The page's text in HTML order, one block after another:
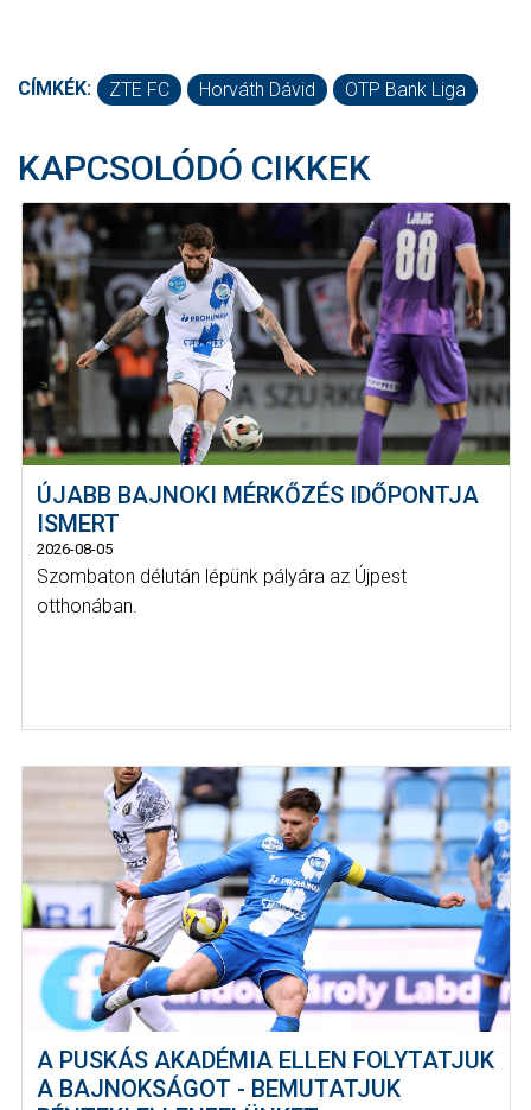
CÍMKÉK: ZTE FC Horváth Dávid OTP Bank Liga
KAPCSOLÓDÓ CIKKEK
ÚJABB BAJNOKI MÉRKŐZÉS IDŐPONTJA
ISMERT
2026-08-05
Szombaton délután lépünk pályára az Újpest
otthonában.
A PUSKÁS AKADÉMIA ELLEN FOLYTATJUK
A BAJNOKSÁGOT - BEMUTATJUK